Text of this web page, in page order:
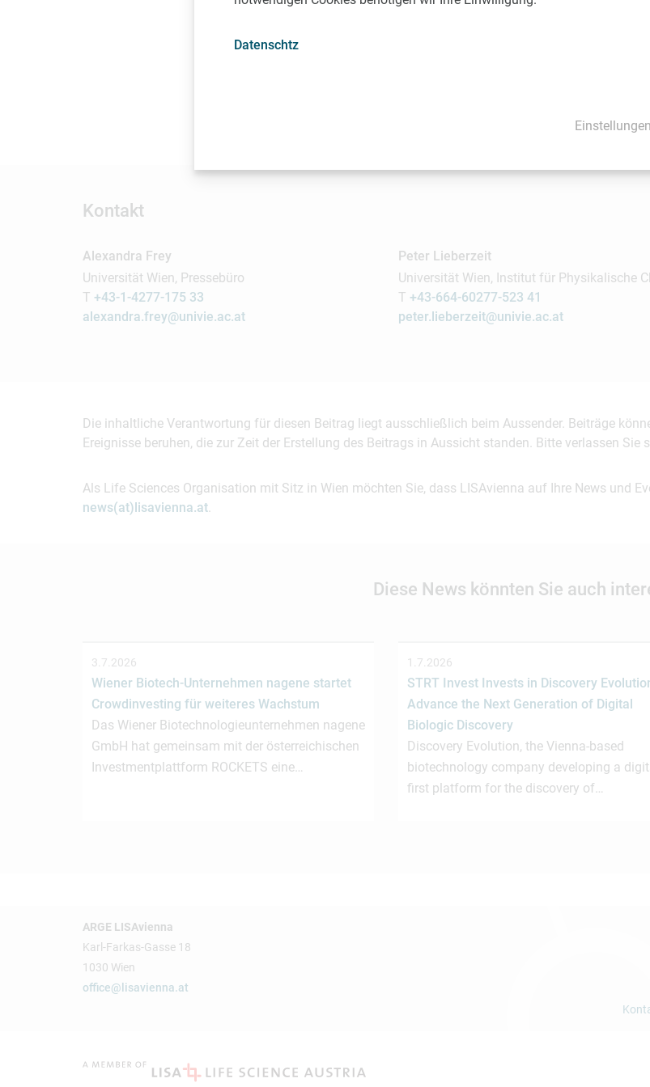
Weitere Informationen: https://www.imcs2018.wien/home/
Hauptgebäude der Universität Wien, 1010 Wien, Universitätsring 1
Kontakt
Alexandra Frey
Universität Wien, Pressebüro
T +43-1-4277-175 33
alexandra.frey@univie.ac.at
Peter Lieberzeit
Universität Wien, Institut für Physikalische
T +43-664-60277-523 41
peter.lieberzeit@univie.ac.at
Die inhaltliche Verantwortung für diesen Beitrag liegt ausschließlich beim Aussender. Beiträge
Ereignisse beruhen, die zur Zeit der Erstellung des Beitrags in Aussicht standen. Bitte verlassen
Als Life Sciences Organisation mit Sitz in Wien möchten Sie, dass LISAvienna auf Ihre News und
news(at)lisavienna.at.
Diese News könnten Sie auch
3.7.2026
Wiener Biotech-Unternehmen nagene startet
Crowdinvesting für weiteres Wachstum
Das Wiener Biotechnologieunternehmen nagene
GmbH hat gemeinsam mit der österreichischen
Investmentplattform ROCKETS eine…
1.7.2026
STRT Invest Invests in Discovery
Advance the Next Generation of Digital
Biologic Discovery
Discovery Evolution, the Vienna-based
biotechnology company developing a
first platform for the discovery of…
ARGE LISAvienna
Karl-Farkas-Gasse 18
1030 Wien
office@lisavienna.at
Datenschtz